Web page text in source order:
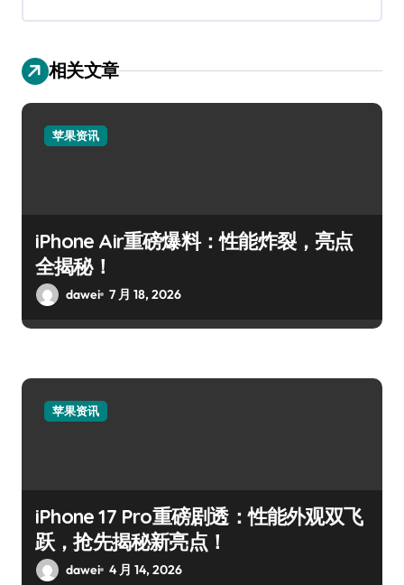
相关文章
苹果资讯
iPhone Air重磅爆料：性能炸裂，亮点
全揭秘！
dawei 7 月 18, 2026
苹果资讯
iPhone 17 Pro重磅剧透：性能外观双飞
跃，抢先揭秘新亮点！
dawei 4 月 14, 2026